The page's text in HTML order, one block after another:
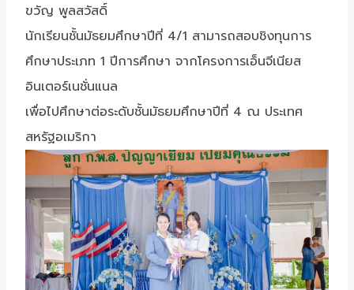
ขวัญ พูลสวัสดิ์
นักเรียนชั้นมัธยมศึกษาปีที่ 4/1 สามารถสอบชิงทุนการ
ศึกษาประเภท 1 ปีการศึกษา จากโครงการเอ็นจีเนียส
อินเตอร์เนชั่นแนล
เพื่อไปศึกษาต่อระดับชั้นมัธยมศึกษาปีที่ 4 ณ ประเทศ
สหรัฐอเมริกา